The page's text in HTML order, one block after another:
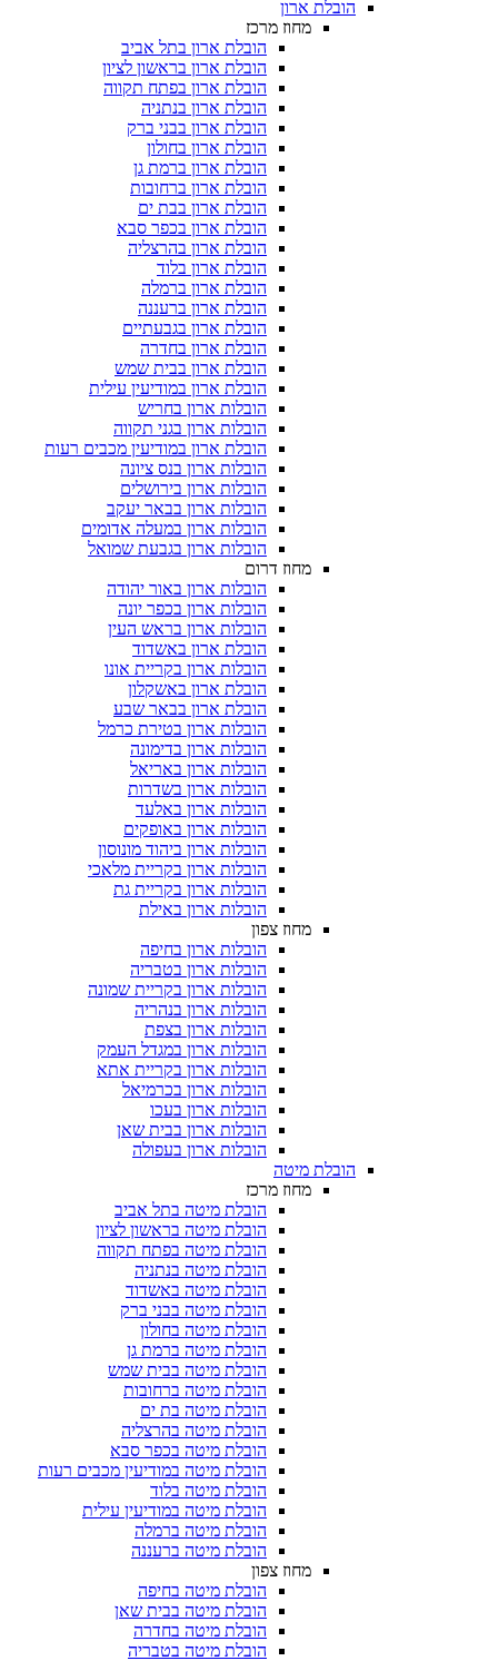
הובלת ארון בתל אביב
הובלת ארון בראשון לציון
הובלת ארון בפתח תקווה
הובלת ארון בנתניה
הובלת ארון בבני ברק
הובלת ארון בחולון
הובלת ארון ברמת גן
הובלת ארון ברחובות
הובלת ארון בבת ים
הובלת ארון בכפר סבא
הובלת ארון בהרצליה
הובלת ארון בלוד
הובלת ארון ברמלה
הובלת ארון ברעננה
הובלת ארון בגבעתיים
הובלת ארון בחדרה
הובלת ארון בבית שמש
הובלת ארון במודיעין עילית
הובלות ארון בחריש
הובלות ארון בגני תקווה
הובלת ארון במודיעין מכבים רעות
הובלות ארון בנס ציונה
הובלות ארון בירושלים
הובלות ארון בבאר יעקב
הובלות ארון במעלה אדומים
הובלות ארון בגבעת שמואל
הובלות ארון באור יהודה
הובלות ארון בכפר יונה
הובלות ארון בראש העין
הובלת ארון באשדוד
הובלות ארון בקריית אונו
הובלת ארון באשקלון
הובלת ארון בבאר שבע
הובלות ארון בטירת כרמל
הובלות ארון בדימונה
הובלות ארון באריאל
הובלות ארון בשדרות
הובלות ארון באלעד
הובלות ארון באופקים
הובלות ארון ביהוד מונוסון
הובלות ארון בקריית מלאכי
הובלות ארון בקריית גת
הובלות ארון באילת
הובלות ארון בחיפה
הובלות ארון בטבריה
הובלות ארון בקריית שמונה
הובלות ארון בנהריה
הובלות ארון בצפת
הובלות ארון במגדל העמק
הובלות ארון בקריית אתא
הובלות ארון בכרמיאל
הובלות ארון בעכו
הובלות ארון בבית שאן
הובלות ארון בעפולה
הובלת מיטה בתל אביב
הובלת מיטה בראשון לציון
הובלת מיטה בפתח תקווה
הובלת מיטה בנתניה
הובלת מיטה באשדוד
הובלת מיטה בבני ברק
הובלת מיטה בחולון
הובלת מיטה ברמת גן
הובלת מיטה בבית שמש
הובלת מיטה ברחובות
הובלת מיטה בת ים
הובלת מיטה בהרצליה
הובלת מיטה בכפר סבא
הובלת מיטה במודיעין מכבים רעות
הובלת מיטה בלוד
הובלת מיטה במודיעין עילית
הובלת מיטה ברמלה
הובלת מיטה ברעננה
הובלת מיטה בחיפה
הובלת מיטה בבית שאן
הובלת מיטה בחדרה
הובלת מיטה בטבריה